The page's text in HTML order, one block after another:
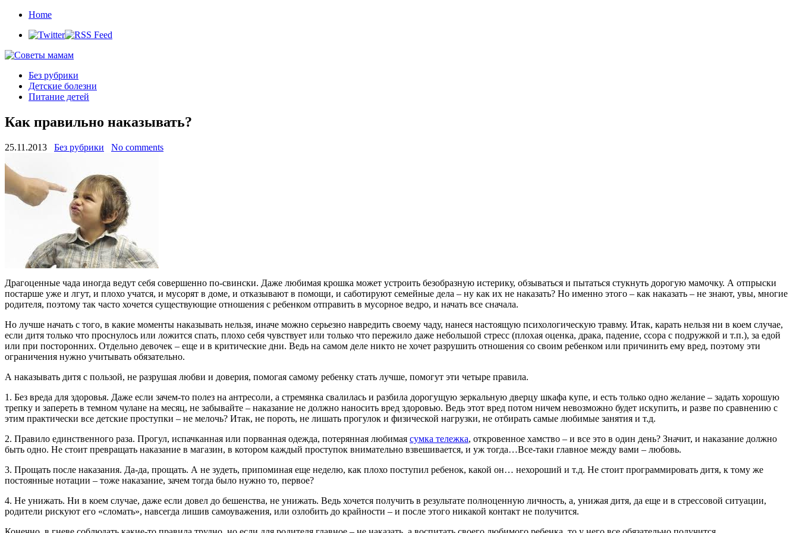
Home
Без рубрики
Детские болезни
Питание детей
Как правильно наказывать?
25.11.2013 Без рубрики No comments
Драгоценные чада иногда ведут себя совершенно по-свински. Даже любимая крошка может устроить безобразную истерику, обзываться и пытаться стукнуть дорогую мамочку. А отпрыски
постарше уже и лгут, и плохо учатся, и мусорят в доме, и отказывают в помощи, и саботируют семейные дела – ну как их не наказать? Но именно этого – как наказать – не знают, увы, многие
родителя, поэтому так часто хочется существующие отношения с ребенком отправить в мусорное ведро, и начать все сначала.
Но лучше начать с того, в какие моменты наказывать нельзя, иначе можно серьезно навредить своему чаду, нанеся настоящую психологическую травму. Итак, карать нельзя ни в коем случае,
если дитя только что проснулось или ложится спать, плохо себя чувствует или только что пережило даже небольшой стресс (плохая оценка, драка, падение, ссора с подружкой и т.п.), за едой
или при посторонних. Отдельно девочек – еще и в критические дни. Ведь на самом деле никто не хочет разрушить отношения со своим ребенком или причинить ему вред, поэтому эти
ограничения нужно учитывать обязательно.
А наказывать дитя с пользой, не разрушая любви и доверия, помогая самому ребенку стать лучше, помогут эти четыре правила.
1. Без вреда для здоровья. Даже если зачем-то полез на антресоли, а стремянка свалилась и разбила дорогущую зеркальную дверцу шкафа купе, и есть только одно желание – задать хорошую
трепку и запереть в темном чулане на месяц, не забывайте – наказание не должно наносить вред здоровью. Ведь этот вред потом ничем невозможно будет искупить, и разве по сравнению с
этим практически все детские проступки – не мелочь? Итак, не пороть, не лишать прогулок и физической нагрузки, не отбирать самые любимые занятия и т.д.
2. Правило единственного раза. Прогул, испачканная или порванная одежда, потерянная любимая сумка тележка, откровенное хамство – и все это в один день? Значит, и наказание должно
быть одно. Не стоит превращать наказание в магазин, в котором каждый проступок внимательно взвешивается, и уж тогда…Все-таки главное между вами – любовь.
3. Прощать после наказания. Да-да, прощать. А не зудеть, припоминая еще неделю, как плохо поступил ребенок, какой он… нехороший и т.д. Не стоит программировать дитя, к тому же
постоянные нотации – тоже наказание, зачем тогда было нужно то, первое?
4. Не унижать. Ни в коем случае, даже если довел до бешенства, не унижать. Ведь хочется получить в результате полноценную личность, а, унижая дитя, да еще и в стрессовой ситуации,
родители рискуют его «сломать», навсегда лишив самоуважения, или озлобить до крайности – и после этого никакой контакт не получится.